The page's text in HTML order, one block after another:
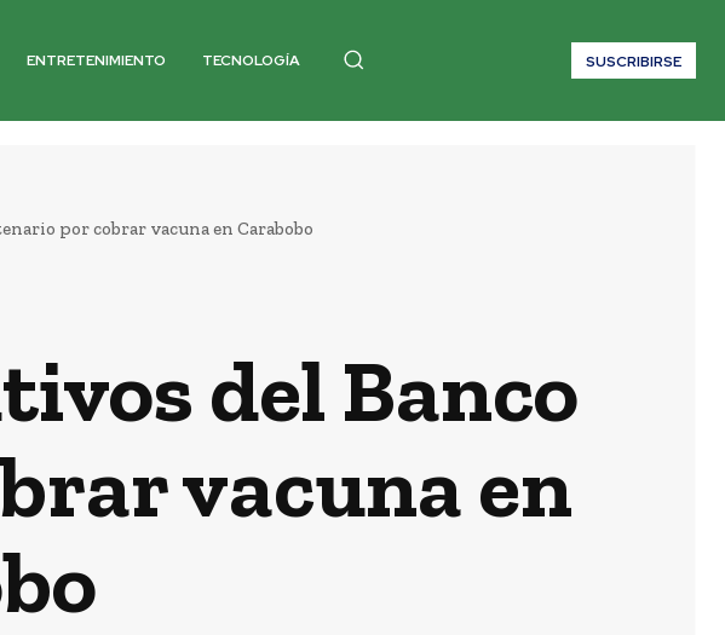
ENTRETENIMIENTO TECNOLOGÍA SUSCRIBIRSE
por cobrar vacuna en Carabobo
del Banco
vacuna en